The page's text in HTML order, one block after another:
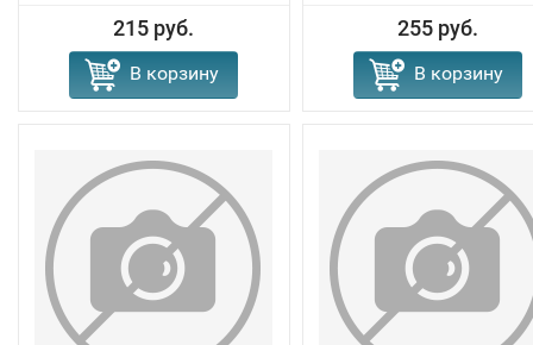
215 руб.
В корзину
255 руб.
В корзину